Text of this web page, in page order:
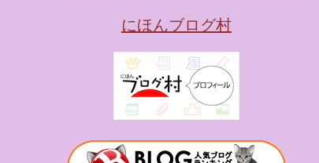
かなエントランス
いきます。ロビー
迎えてくれます。
ちたガーデンや、
の隣に座れるエリ
にほんブログ村